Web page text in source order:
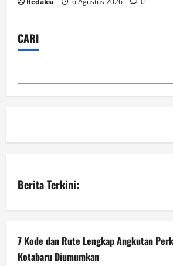
CARI
Berita Terkini:
7 Kode dan Rute Lengkap Angkutan
Kotabaru Diumumkan